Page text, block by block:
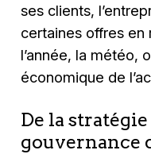
ses clients,
certaines offres
l’année, la météo,
économique de
De la stratégie
gouvernance